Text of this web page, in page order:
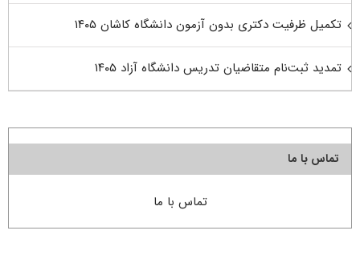
تکمیل ظرفیت دکتری بدون آزمون دانشگاه کاشان ۱۴۰۵
تمدید ثبت‌نام متقاضیان تدریس دانشگاه آزاد ۱۴۰۵
تماس با ما
تماس با ما